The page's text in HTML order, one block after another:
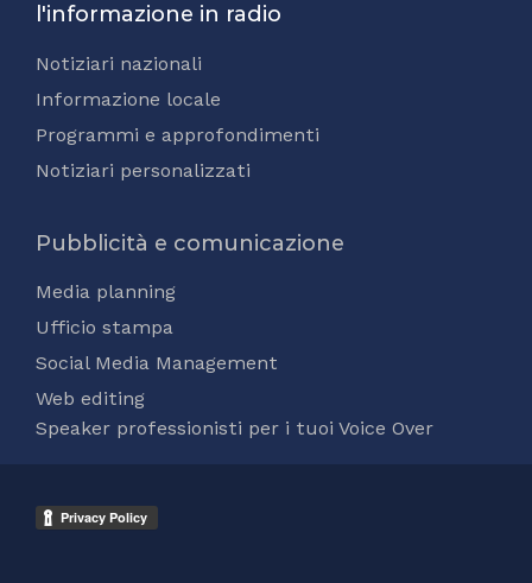
l'informazione in radio
Notiziari nazionali
Informazione locale
Programmi e approfondimenti
Notiziari personalizzati
Pubblicità e comunicazione
Media planning
Ufficio stampa
Social Media Management
Web editing
Speaker professionisti per i tuoi Voice Over